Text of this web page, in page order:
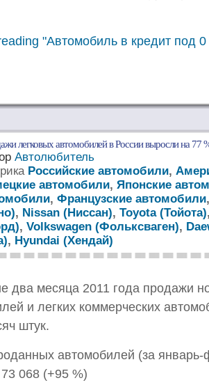
"Автомобиль в кредит под
легковых автомобилей в России выросли на 77
Автолюбитель
Российские автомобили,
автомобили, Японские
, Французские автомобили
, Nissan (Ниссан), Toyota (Тойота)
, Volkswagen (Фольксваген),
, Hyundai (Хендай)
два месяца 2011 года продажи
и легких коммерческих
штук.
автомобилей (за
068 (+95 %)